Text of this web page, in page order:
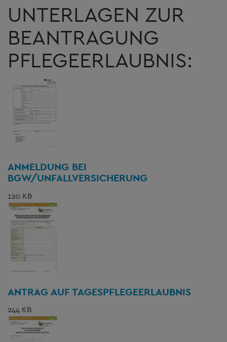
UNTERLAGEN ZUR
BEANTRAGUNG
PFLEGEERLAUBNIS:
ANMELDUNG BEI
BGW/UNFALLVERSICHERUNG
120 KB
ANTRAG AUF TAGESPFLEGEERLAUBNIS
244 KB